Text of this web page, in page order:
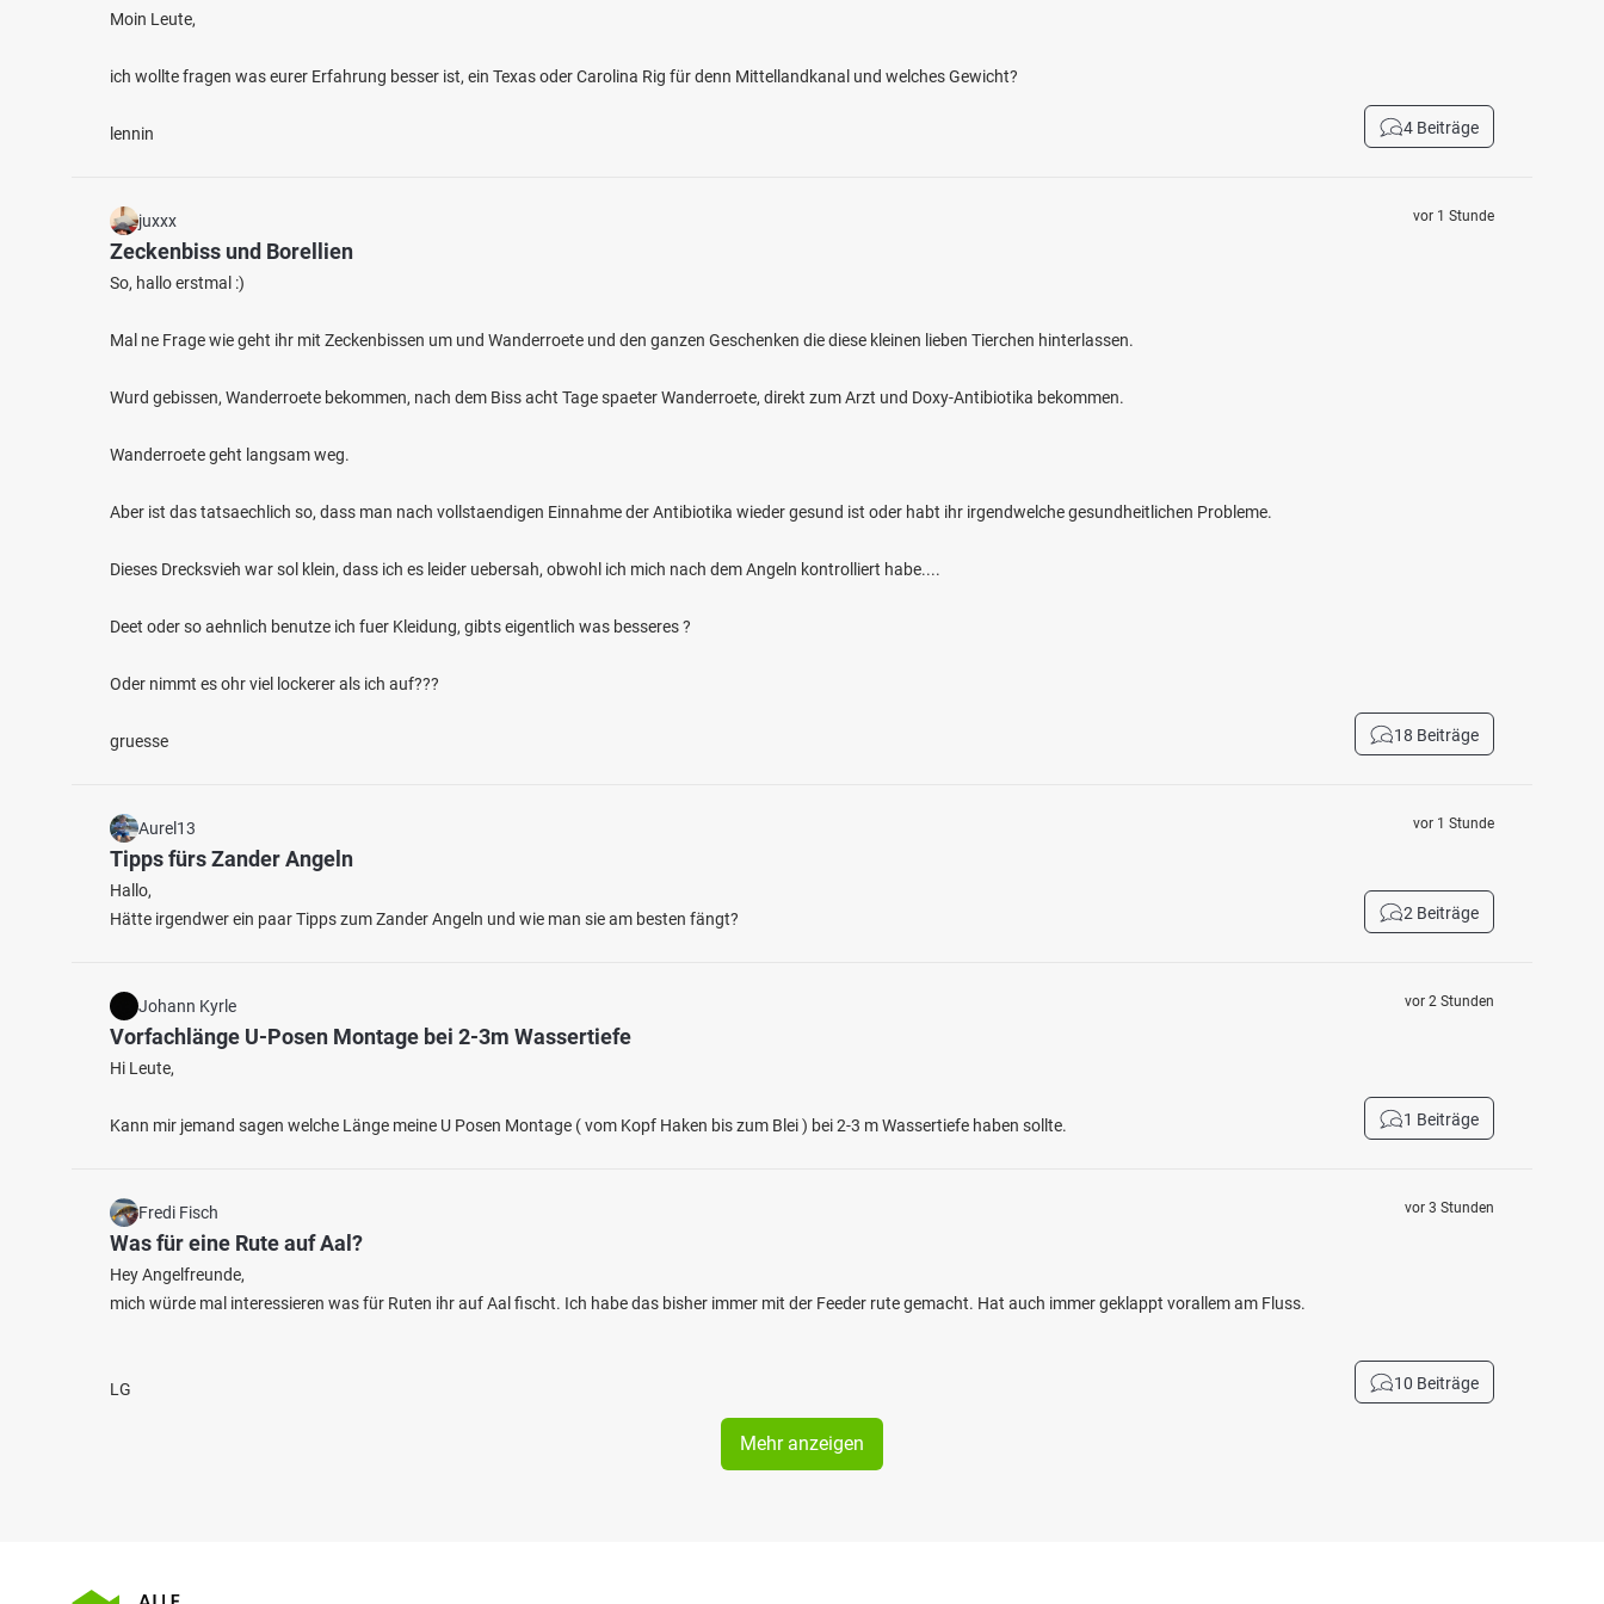
1156
Main (Seligenstadt)
Fluss bei 63500 Seligenstadt Fluss bei 63538 Großkrotzenburg
Moin Leute,
ich wollte fragen was eurer Erfahrung besser ist, ein Texas oder Carolina Rig für denn Mittellandkanal und welches Gewicht?
lennin 4 Beiträge
juxxx
Zeckenbiss und Borellien
So, hallo erstmal :)
Mal ne Frage wie geht ihr mit Zeckenbissen um und Wanderroete und den ganzen Geschenken die diese kleinen lieben Tierchen hinterlassen.
Wurd gebissen, Wanderroete bekommen, nach dem Biss acht Tage spaeter Wanderroete, direkt zum Arzt und Doxy-Antibiotika bekommen.
Wanderroete geht langsam weg.
Aber ist das tatsaechlich so, dass man nach vollstaendigen Einnahme der Antibiotika wieder gesund ist oder habt ihr irgendwelche gesundheitlichen Probleme.
Dieses Drecksvieh war sol klein, dass ich es leider uebersah, obwohl ich mich nach dem Angeln kontrolliert habe....
Deet oder so aehnlich benutze ich fuer Kleidung, gibts eigentlich was besseres ?
Oder nimmt es ohr viel lockerer als ich auf???
gruesse
vor 1 Stunde
18 Beiträge
Aurel13
Tipps fürs Zander Angeln
Hallo,
Hätte irgendwer ein paar Tipps zum Zander Angeln und wie man sie am besten fängt?
vor 1 Stunde
2 Beiträge
Johann Kyrle
Vorfachlänge U-Posen Montage bei 2-3m Wassertiefe
Hi Leute,
Kann mir jemand sagen welche Länge meine U Posen Montage ( vom Kopf Haken bis zum Blei ) bei 2-3 m Wassertiefe haben sollte.
vor 2 Stunden
1 Beiträge
Fredi Fisch
Was für eine Rute auf Aal?
Hey Angelfreunde,
mich würde mal interessieren was für Ruten ihr auf Aal fischt. Ich habe das bisher immer mit der Feeder rute gemacht. Hat auch immer geklappt vorallem am Fluss.
LG
vor 3 Stunden
10 Beiträge
Mehr anzeigen